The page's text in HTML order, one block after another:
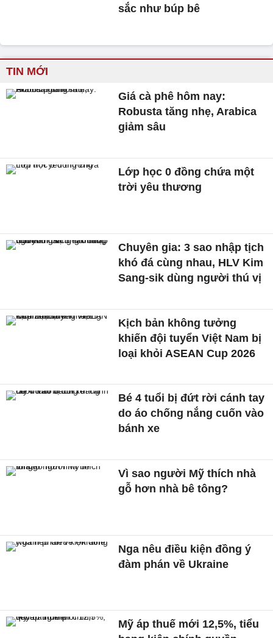
sắc như búp bê
TIN MỚI
Giá cà phê hôm nay:
Robusta tăng nhẹ, Arabica
giảm sâu
Lớp học 0 đồng chứa một
trời yêu thương
Chuyên gia: 3 sao nhập tịch
khó đá cùng nhau, HLV Kim
Sang-sik dùng người thú vị
Kịch bản không tưởng
khiến đội tuyển Việt Nam bị
loại khỏi ASEAN Cup 2026
Bé 4 tuổi bị đứt rời cánh tay
do áo chống nắng cuốn vào
bánh xe
Vì sao người Mỹ thích nhà
gỗ hơn nhà bê tông?
Nga nêu điều kiện đồng ý
đàm phán về Ukraine
Mỹ áp thuế mới 12,5%, tiểu